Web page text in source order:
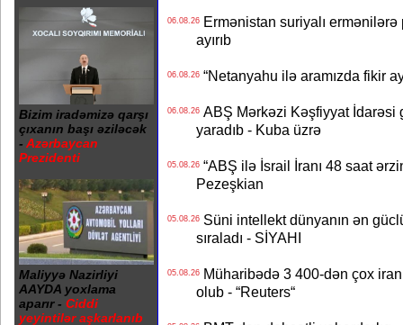
Bizim iradəmizə qarşı
çıxanın başı əziləcək
- Azərbaycan
Prezidenti
Maliyyə Nazirliyi
AAYDA yoxlama
aparır - Ciddi
yeyintilər aşkarlanıb
06.08.26Ermənistan suriyalı ermənilərə
ayırıb
06.08.26“Netanyahu ilə aramızda fikir
06.08.26ABŞ Mərkəzi Kəşfiyyat İdarəsi
yaradıb - Kuba üzrə
05.08.26“ABŞ ilə İsrail İranı 48 saat
Pezeşkian
05.08.26Süni intellekt dünyanın ən
sıraladı - SİYAHI
05.08.26Müharibədə 3 400-dən çox
olub - “Reuters“